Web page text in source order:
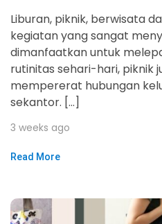
Liburan, piknik, berwisata
kegiatan yang sangat
dimanfaatkan untuk
rutinitas sehari-hari, piknik
mempererat hubungan
sekantor. […]
3 weeks ago
Read More